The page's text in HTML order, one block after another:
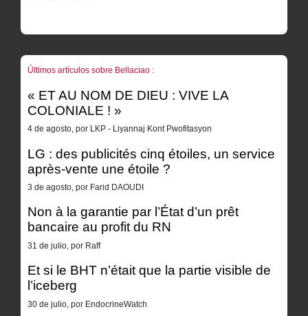
Últimos artículos sobre Bellaciao :
« ET AU NOM DE DIEU : VIVE LA
COLONIALE ! »
4 de agosto, por LKP - Liyannaj Kont Pwofitasyon
LG : des publicités cinq étoiles, un service
après-vente une étoile ?
3 de agosto, por Farid DAOUDI
Non à la garantie par l’État d’un prêt
bancaire au profit du RN
31 de julio, por Raff
Et si le BHT n’était que la partie visible de
l’iceberg
30 de julio, por EndocrineWatch